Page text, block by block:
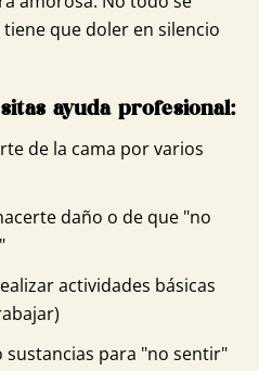
que doler en silencio
ayuda profesional:
de la cama por varios
daño o de que "no
actividades básicas
sustancias para "no sentir"